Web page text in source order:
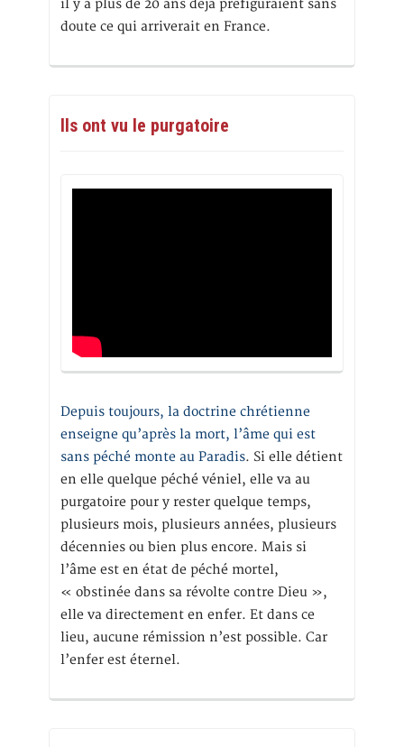
il y a plus de 20 ans déjà préfiguraient sans
doute ce qui arriverait en France.
Ils ont vu le purgatoire
Depuis toujours, la doctrine chrétienne
enseigne qu’après la mort, l’âme qui est
sans péché monte au Paradis. Si elle détient
en elle quelque péché véniel, elle va au
purgatoire pour y rester quelque temps,
plusieurs mois, plusieurs années, plusieurs
décennies ou bien plus encore. Mais si
l’âme est en état de péché mortel,
« obstinée dans sa révolte contre Dieu »,
elle va directement en enfer. Et dans ce
lieu, aucune rémission n’est possible. Car
l’enfer est éternel.